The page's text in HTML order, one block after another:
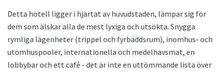
Detta hotell ligger i hjärtat av huvudstaden, lämpar sig för
dem som älskar alla de mest lyxiga och utsökta. Snygga
rymliga lägenheter (trippel och fyrbäddsrum), inomhus- och
utomhuspooler, internationella och medelhavsmat, en
lobbybar och ett café - det är inte en uttömmande lista över